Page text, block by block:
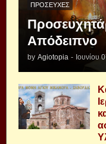
ΠΡΟΣΕΥΧΈΣ
Απόδειπνο
by Agiotopia - Ιουνίου